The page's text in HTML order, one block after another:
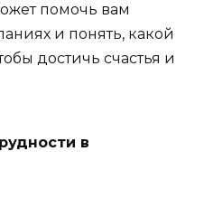
помочь вам
и понять, какой
достичь счастья и
в